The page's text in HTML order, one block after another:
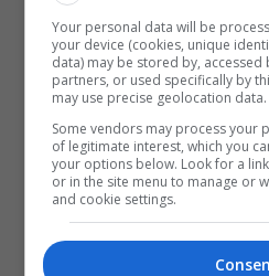
Alisa Maloku Estrada
Your personal data will be
your device (cookies, unique
data) may be stored by,
partners, or used specifically by
may use precise geolocation data.
Some vendors may process your
of legitimate interest, which you
your options below. Look for a
or in the site menu to manage or
and cookie settings.